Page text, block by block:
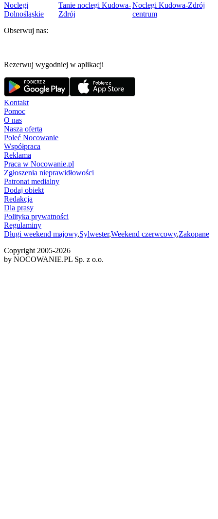
Noclegi
Dolnośląskie
Tanie noclegi Kudowa-
Zdrój
Noclegi Kudowa-Zdrój
centrum
Obserwuj nas:
Rezerwuj wygodniej w aplikacji
Kontakt
Pomoc
O nas
Nasza oferta
Poleć Nocowanie
Współpraca
Reklama
Praca w Nocowanie.pl
Zgłoszenia nieprawidłowości
Patronat medialny
Dodaj obiekt
Redakcja
Dla prasy
Polityka prywatności
Regulaminy
Długi weekend majowy,Sylwester,Weekend czerwcowy,Zakopane
Copyright 2005-2026
by NOCOWANIE.PL Sp. z o.o.